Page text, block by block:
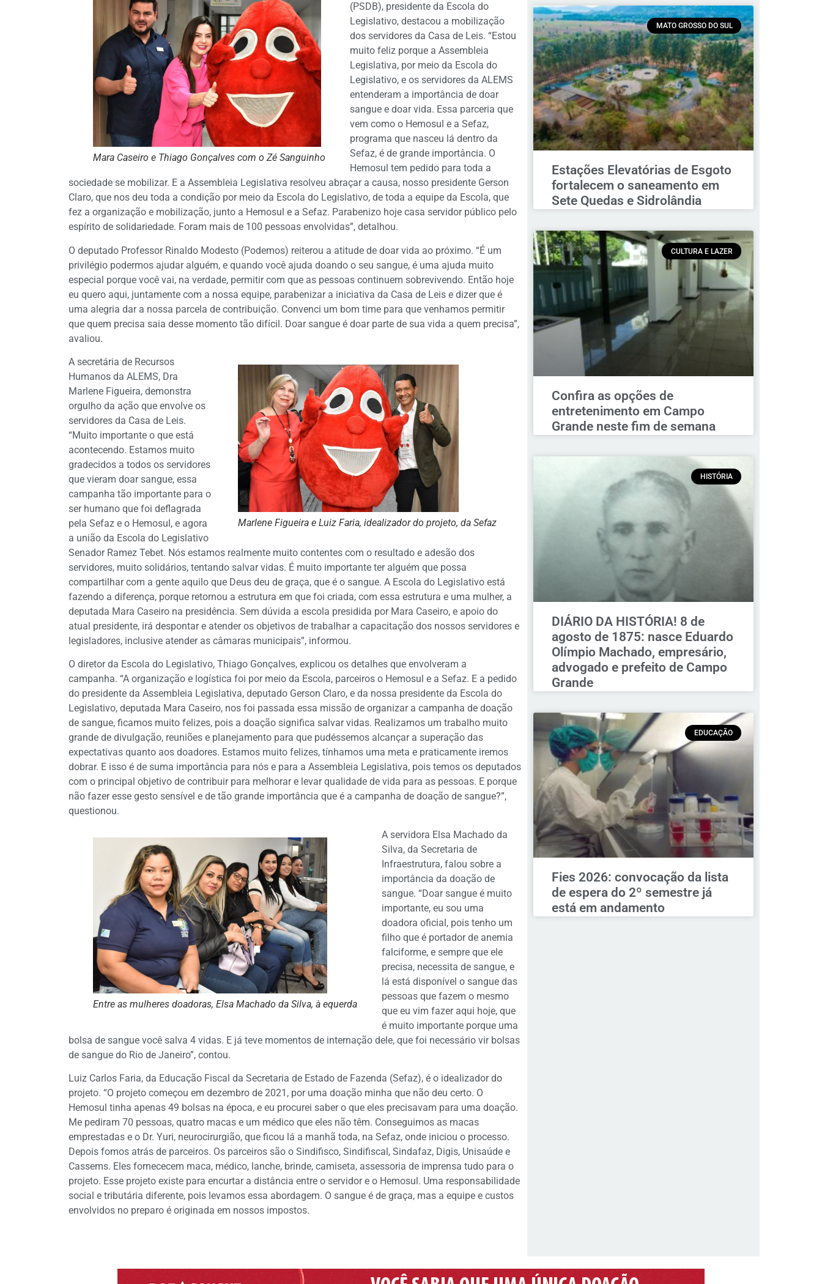
Mara Caseiro e Thiago Gonçalves com o Zé Sanguinho
(PSDB), presidente da Escola do
Legislativo, destacou a mobilização
dos servidores da Casa de Leis. “Estou
muito feliz porque a Assembleia
Legislativa, por meio da Escola do
Legislativo, e os servidores da ALEMS
entenderam a importância de doar
sangue e doar vida. Essa parceria que
vem como o Hemosul e a Sefaz,
programa que nasceu lá dentro da
Sefaz, é de grande importância. O
Hemosul tem pedido para toda a
sociedade se mobilizar. E a Assembleia Legislativa resolveu abraçar a causa, nosso presidente Gerson
Claro, que nos deu toda a condição por meio da Escola do Legislativo, de toda a equipe da Escola, que
fez a organização e mobilização, junto a Hemosul e a Sefaz. Parabenizo hoje casa servidor público pelo
espírito de solidariedade. Foram mais de 100 pessoas envolvidas”, detalhou.
O deputado Professor Rinaldo Modesto (Podemos) reiterou a atitude de doar vida ao próximo. “É um
privilégio podermos ajudar alguém, e quando você ajuda doando o seu sangue, é uma ajuda muito
especial porque você vai, na verdade, permitir com que as pessoas continuem sobrevivendo. Então hoje
eu quero aqui, juntamente com a nossa equipe, parabenizar a iniciativa da Casa de Leis e dizer que é
uma alegria dar a nossa parcela de contribuição. Convenci um bom time para que venhamos permitir
que quem precisa saia desse momento tão difícil. Doar sangue é doar parte de sua vida a quem precisa”,
avaliou.
Marlene Figueira e Luiz Faria, idealizador do projeto, da Sefaz
A secretária de Recursos
Humanos da ALEMS, Dra
Marlene Figueira, demonstra
orgulho da ação que envolve os
servidores da Casa de Leis.
“Muito importante o que está
acontecendo. Estamos muito
gradecidos a todos os servidores
que vieram doar sangue, essa
campanha tão importante para o
ser humano que foi deflagrada
pela Sefaz e o Hemosul, e agora
a união da Escola do Legislativo
Senador Ramez Tebet. Nós estamos realmente muito contentes com o resultado e adesão dos
servidores, muito solidários, tentando salvar vidas. É muito importante ter alguém que possa
compartilhar com a gente aquilo que Deus deu de graça, que é o sangue. A Escola do Legislativo está
fazendo a diferença, porque retornou a estrutura em que foi criada, com essa estrutura e uma mulher, a
deputada Mara Caseiro na presidência. Sem dúvida a escola presidida por Mara Caseiro, e apoio do
atual presidente, irá despontar e atender os objetivos de trabalhar a capacitação dos nossos servidores e
legisladores, inclusive atender as câmaras municipais”, informou.
O diretor da Escola do Legislativo, Thiago Gonçalves, explicou os detalhes que envolveram a
campanha. “A organização e logística foi por meio da Escola, parceiros o Hemosul e a Sefaz. E a pedido
do presidente da Assembleia Legislativa, deputado Gerson Claro, e da nossa presidente da Escola do
Legislativo, deputada Mara Caseiro, nos foi passada essa missão de organizar a campanha de doação
de sangue, ficamos muito felizes, pois a doação significa salvar vidas. Realizamos um trabalho muito
grande de divulgação, reuniões e planejamento para que pudéssemos alcançar a superação das
expectativas quanto aos doadores. Estamos muito felizes, tínhamos uma meta e praticamente iremos
dobrar. E isso é de suma importância para nós e para a Assembleia Legislativa, pois temos os deputados
com o principal objetivo de contribuir para melhorar e levar qualidade de vida para as pessoas. E porque
não fazer esse gesto sensível e de tão grande importância que é a campanha de doação de sangue?”,
questionou.
Entre as mulheres doadoras, Elsa Machado da Silva, à equerda
A servidora Elsa Machado da
Silva, da Secretaria de
Infraestrutura, falou sobre a
importância da doação de
sangue. “Doar sangue é muito
importante, eu sou uma
doadora oficial, pois tenho um
filho que é portador de anemia
falciforme, e sempre que ele
precisa, necessita de sangue, e
lá está disponível o sangue das
pessoas que fazem o mesmo
que eu vim fazer aqui hoje, que
é muito importante porque uma
bolsa de sangue você salva 4 vidas. E já teve momentos de internação dele, que foi necessário vir bolsas
de sangue do Rio de Janeiro”, contou.
Luiz Carlos Faria, da Educação Fiscal da Secretaria de Estado de Fazenda (Sefaz), é o idealizador do
projeto. “O projeto começou em dezembro de 2021, por uma doação minha que não deu certo. O
Hemosul tinha apenas 49 bolsas na época, e eu procurei saber o que eles precisavam para uma doação.
Me pediram 70 pessoas, quatro macas e um médico que eles não têm. Conseguimos as macas
emprestadas e o Dr. Yuri, neurocirurgião, que ficou lá a manhã toda, na Sefaz, onde iniciou o processo.
Depois fomos atrás de parceiros. Os parceiros são o Sindifisco, Sindifiscal, Sindafaz, Digis, Unisaúde e
Cassems. Eles fornececem maca, médico, lanche, brinde, camiseta, assessoria de imprensa tudo para o
projeto. Esse projeto existe para encurtar a distância entre o servidor e o Hemosul. Uma responsabilidade
social e tributária diferente, pois levamos essa abordagem. O sangue é de graça, mas a equipe e custos
envolvidos no preparo é originada em nossos impostos.
MATO GROSSO DO SUL
Estações Elevatórias de Esgoto
fortalecem o saneamento em
Sete Quedas e Sidrolândia
CULTURA E LAZER
Confira as opções de
entretenimento em Campo
Grande neste fim de semana
HISTÓRIA
DIÁRIO DA HISTÓRIA! 8 de
agosto de 1875: nasce Eduardo
Olímpio Machado, empresário,
advogado e prefeito de Campo
Grande
EDUCAÇÃO
Fies 2026: convocação da lista
de espera do 2º semestre já
está em andamento